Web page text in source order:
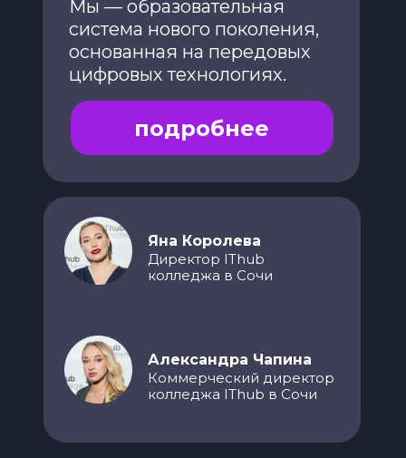
подробнее
Мы — образовательная
система нового поколения,
основанная на передовых
цифровых технологиях.
Яна Королева
Директор IThub
колледжа в Сочи
Александра Чапина
Коммерческий директор
колледжа IThub в Сочи